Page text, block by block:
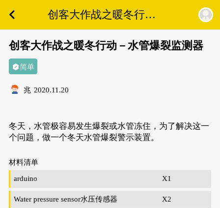
创客大作战之暖冬行动
－水管爆裂监测器
创客大作战之暖冬行动－水管爆裂监测器
简单
兆 2020.11.20
冬天，水管极容易发生爆裂或水管冻住，为了解决这一
个问题，做一个冬天水管爆裂警示装置。
材料清单
arduino X1
Water pressure sensor水压传感器 X2